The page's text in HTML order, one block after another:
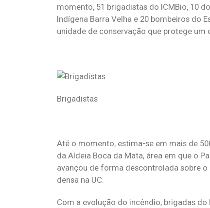
momento, 51 brigadistas do ICMBio, 10
Indígena Barra Velha e 20 bombeiros do
unidade de conservação que protege
Brigadistas
Até o momento, estima-se em mais de
da Aldeia Boca da Mata, área em que o
avançou de forma descontrolada sobre
densa na UC.
Com a evolução do incêndio, brigadas